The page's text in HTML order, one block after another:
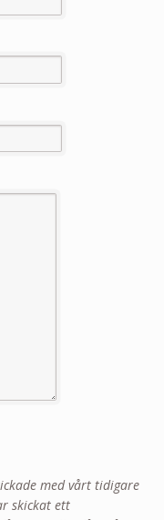
med vårt tidigare
skickat ett